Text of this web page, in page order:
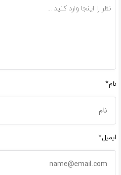
نام*
ایمیل*